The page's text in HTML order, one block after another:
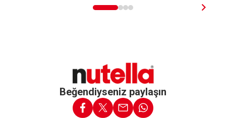
Beğendiyseniz paylaşın